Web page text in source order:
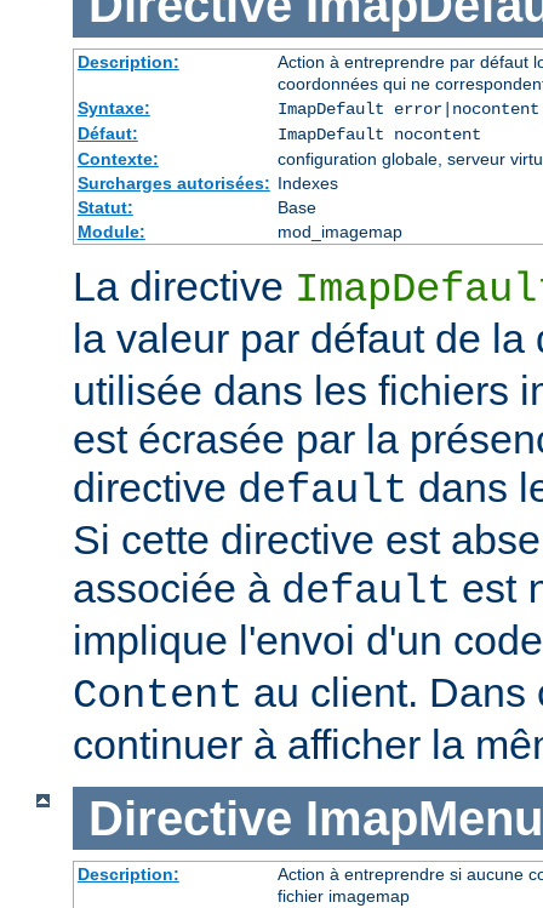
Description:
Action à entreprendre par défaut
coordonnées qui ne
Syntaxe:
ImapDefault
Défaut:
ImapDefault nocontent
Contexte:
configuration globale, serveur
Surcharges autorisées: Indexes
Statut:
Base
Module:
mod_imagemap
La directive
la valeur par défaut de
utilisée dans les fichiers
est écrasée par la
directive default dans
Si cette directive est
associée à default est
implique l'envoi d'un
Content au client. Dans
continuer à afficher la
Directive ImapMenu
Description:
Action à entreprendre si aucune
fichier imagemap